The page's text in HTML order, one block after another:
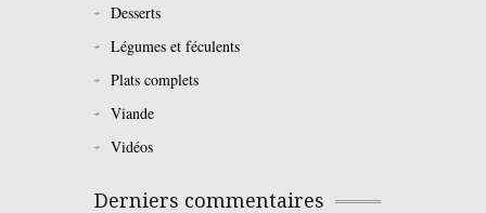
Desserts
Légumes et féculents
Plats complets
Viande
Vidéos
Derniers commentaires